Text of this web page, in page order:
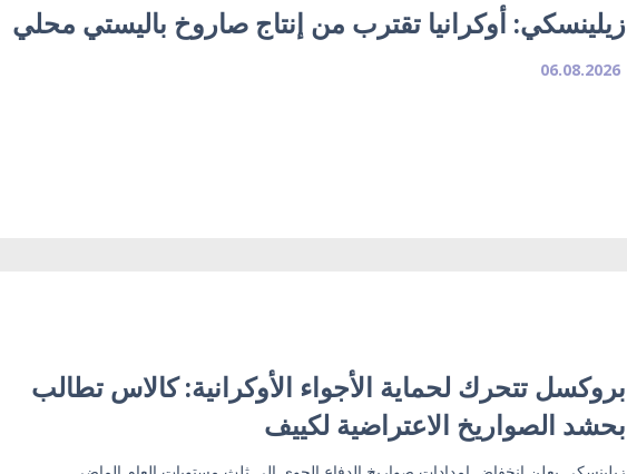
زيلينسكي: أوكرانيا تقترب من إنتاج صاروخ باليستي محلي
06.08.2026
بروكسل تتحرك لحماية الأجواء الأوكرانية: كالاس تطالب
بحشد الصواريخ الاعتراضية لكييف